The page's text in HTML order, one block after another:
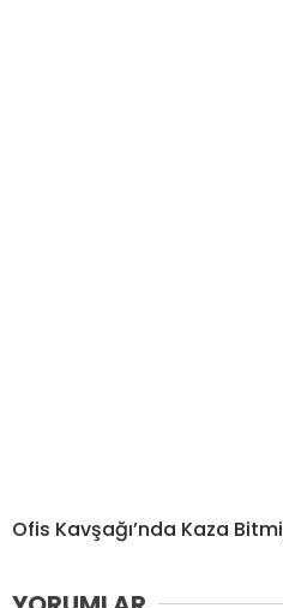
Ofis Kavşağı’nda Kaza